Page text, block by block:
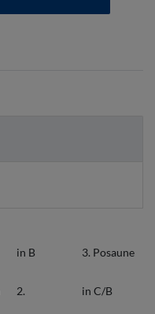
in B
2.
3. Posaune
in C/B